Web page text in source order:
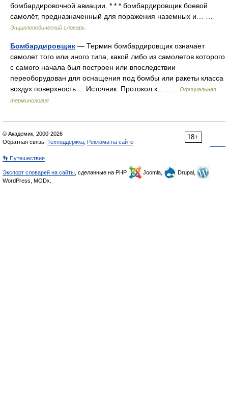
бомбардировочной авиации. * * * бомбардировщик боевой
самолёт, предназначенный для поражения наземных и… …
Энциклопедический словарь
Бомбардировщик — Термин бомбардировщик означает
самолет того или иного типа, какой либо из самолетов которого
с самого начала был построен или впоследствии
переоборудован для оснащения под бомбы или ракеты класса
воздух поверхность ... Источник: Протокол к… …
Официальная
терминология
18+
© Академик, 2000-2026
Обратная связь: Техподдержка Реклама на сайте
👣 Путешествия
Экспорт словарей на сайты , сделанные на PHP, Joomla,
Drupal,
WordPress, MODx.